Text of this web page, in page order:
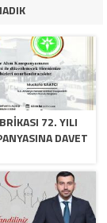
72. YILI
DAVET